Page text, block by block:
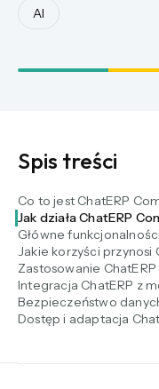
AI
Spis treści
Co to jest ChatERP
Jak działa ChatERP
Główne
Jakie korzyści przynosi
Zastosowanie
Integracja ChatERP z
Bezpieczeństwo
Dostęp i adaptacja